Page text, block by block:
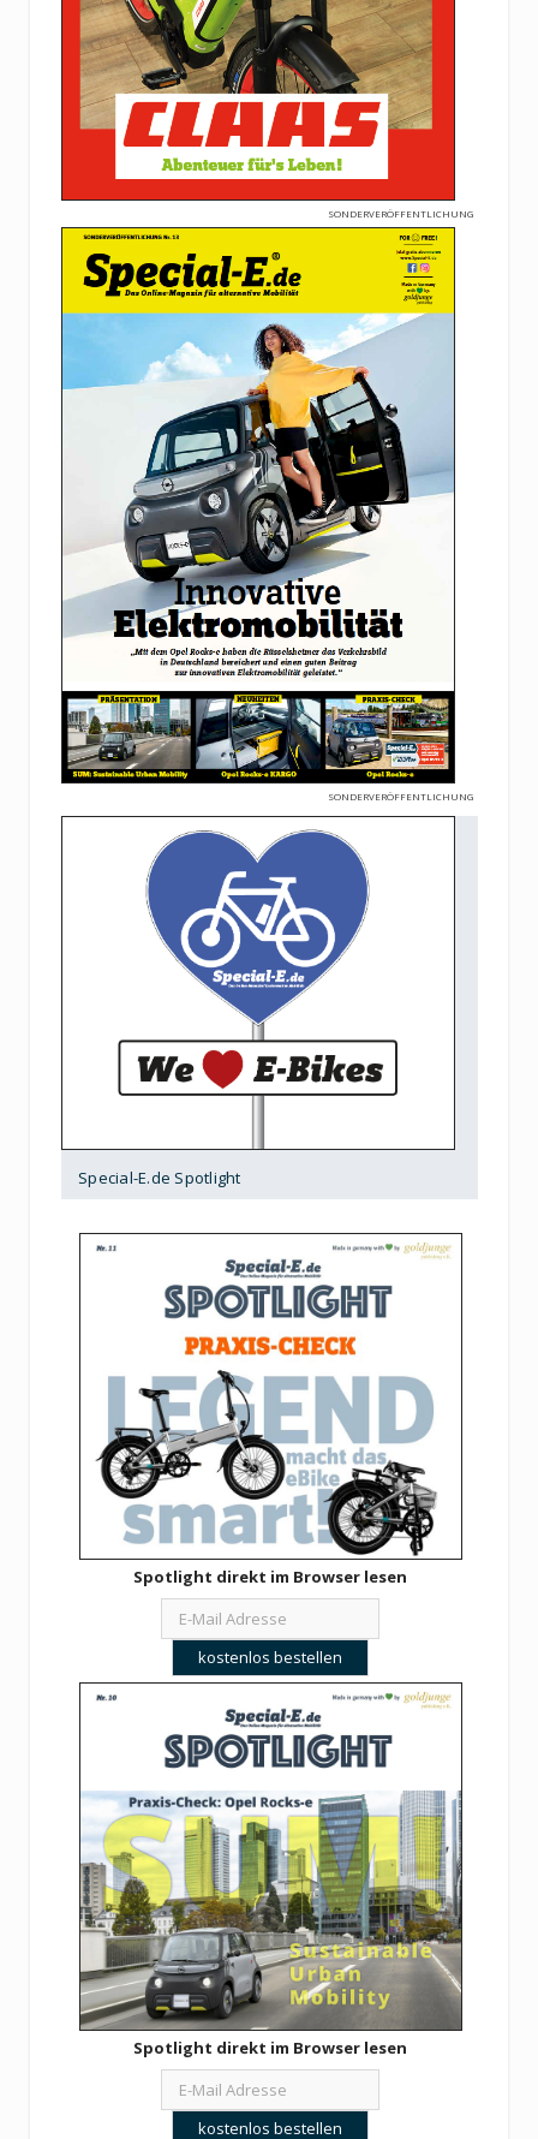
SONDERVERÖFFENTLICHUNG
SONDERVERÖFFENTLICHUNG
Special-E.de Spotlight
Spotlight direkt im Browser lesen
Spotlight direkt im Browser lesen